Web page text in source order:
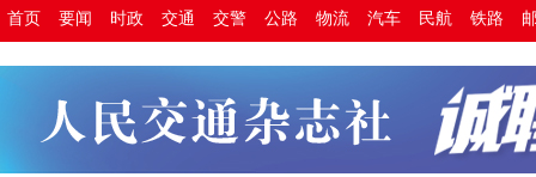
首页 要闻 时政 交通 交警 公路 物流 汽车 民航 铁路